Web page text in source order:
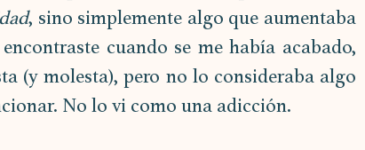
, sino simplemente algo que aumentaba
cuando se me había acabado,
(y molesta), pero no lo consideraba algo
No lo vi como una adicción.